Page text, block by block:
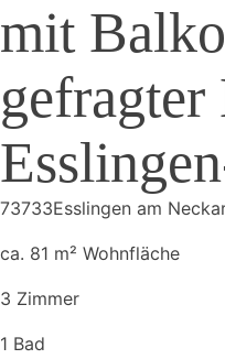
mit
gefragter
73733Esslingen am
ca. 81 m² Wohnfläche
3 Zimmer
1 Bad